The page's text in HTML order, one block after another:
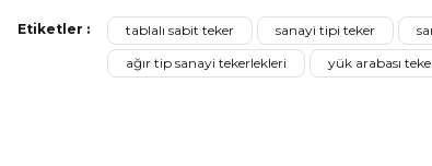
Ürün resmi kalitesiz, bozuk veya görüntülenemiyor.
Ürün açıklamasında eksik bilgiler bulunuyor.
Etiketler : tablalı sabit teker sanayi tipi teker
ağır tip sanayi tekerlekleri
yük arabası